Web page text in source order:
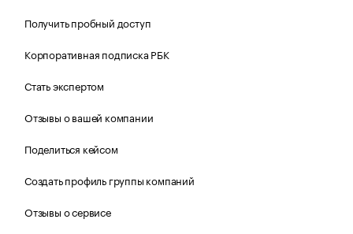
Получить пробный доступ
Корпоративная подписка РБК
Стать экспертом
Отзывы о вашей компании
Поделиться кейсом
Создать профиль группы компаний
Отзывы о сервисе